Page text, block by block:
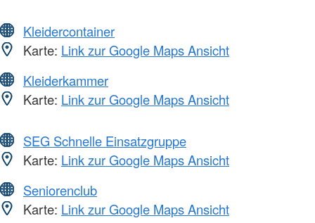
Kleidercontainer
Karte: Link zur Google Maps Ansicht
Kleiderkammer
Karte: Link zur Google Maps Ansicht
SEG Schnelle Einsatzgruppe
Karte: Link zur Google Maps Ansicht
Seniorenclub
Karte: Link zur Google Maps Ansicht